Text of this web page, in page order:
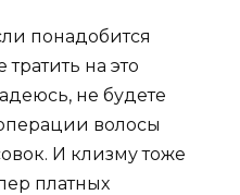
понадобится
на это
не будете
волосы
И клизму тоже
платных